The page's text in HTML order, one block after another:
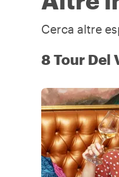
Cerca altre
8 Tour Del